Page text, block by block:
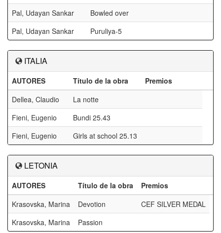
Pal, Udayan Sankar
Bowled over
Pal, Udayan Sankar
Puruliya-5
ITALIA
AUTORES Título de la obra
Premios
Dellea, Claudio
La notte
Fieni, Eugenio
Bundi 25.43
Fieni, Eugenio
Girls at school 25.13
LETONIA
AUTORES Título de la obra
Premios
Krasovska, Marina
Devotion
CEF SILVER MEDAL
Krasovska, Marina
Passion